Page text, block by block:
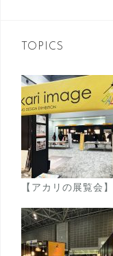
ョ
TOPICS
【アカリの展覧会